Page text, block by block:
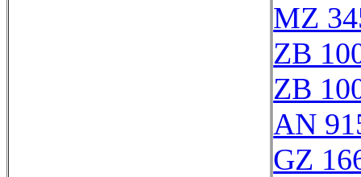
MZ
ZB
ZB
AN
GZ